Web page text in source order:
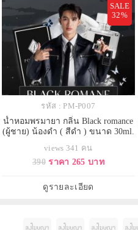
SALE
32%
รหัส : PM-P007
น้ำหอมพรมายา กลิ่น Black romance
(ผู้ชาย) น้องดำ ( สีดำ ) ขนาด 30ml.
views 341 คน
390 ราคา 265 บาท
ดูรายละเอียด